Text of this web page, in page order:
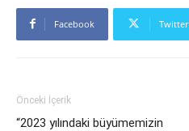
Facebook Twitter
Önceki İçerik
“2023 yılındaki büyümemizin